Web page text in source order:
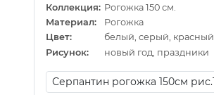
Коллекция: Рогожка 150 см.
Материал:
Рогожка
Цвет:
белый, серый, красный
Рисунок:
новый год, праздники